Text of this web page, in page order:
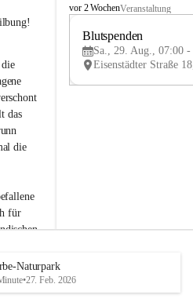
das
die
für
oder
Bitte
Winzer
B
e
u
e
d
vor 2 WochenVeranstaltung
Blutspenden
Sa., 29. Aug., 07:00 -
Naturpark
•27. Feb. 2026